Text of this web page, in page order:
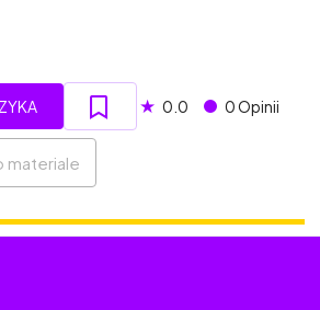
★ 0.0 0 Opinii
materiale